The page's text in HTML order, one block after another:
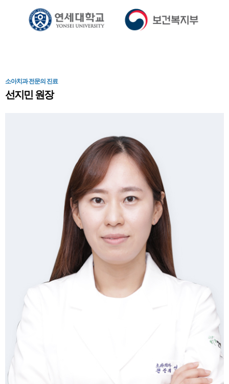
소아치과 전문의 진료
선지민 원장